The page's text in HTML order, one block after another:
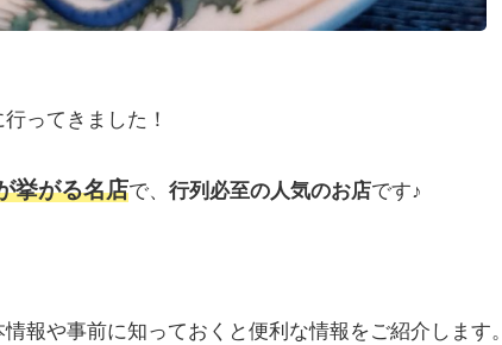
行ってきました！
挙がる名店で、 行列必至の人気のお店です♪
報や事前に知っておくと便利な情報をご紹介します。